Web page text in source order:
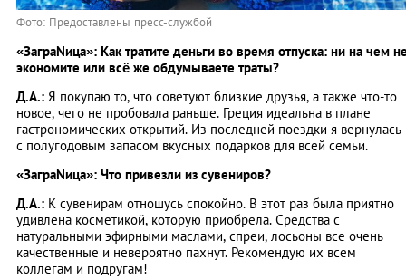
Фото: Предоставлены пресс-службой
«ЗаграNица»: Как тратите деньги во время отпуска: ни на чем
экономите или всё же обдумываете траты?
Д.А.: Я покупаю то, что советуют близкие друзья, а также что-то
новое, чего не пробовала раньше. Греция идеальна в плане
гастрономических открытий. Из последней поездки я вернулась
с полугодовым запасом вкусных подарков для всей семьи.
«ЗаграNица»: Что привезли из сувениров?
Д.А.: К сувенирам отношусь спокойно. В этот раз была приятно
удивлена косметикой, которую приобрела. Средства с
натуральными эфирными маслами, спреи, лосьоны все очень
качественные и невероятно пахнут. Рекомендую их всем
коллегам и подругам!